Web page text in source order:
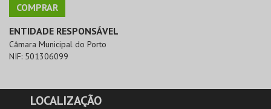
COMPRAR
ENTIDADE RESPONSÁVEL
Câmara Municipal do Porto
NIF: 501306099
LOCALIZAÇÃO